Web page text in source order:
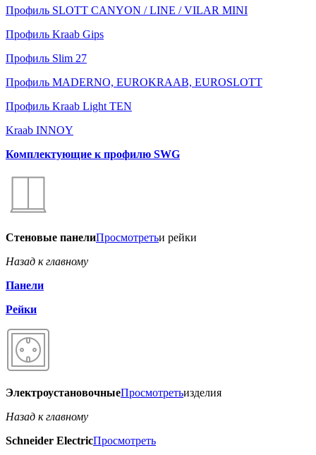
Профиль SLOTT CANYON / LINE / VILAR MINI
Профиль Kraab Gips
Профиль Slim 27
Профиль MADERNO, EUROKRAAB, EUROSLOTT
Профиль Kraab Light TEN
Kraab INNOY
Комплектующие к профилю SWG
Стеновые панелиПросмотретьи рейки
Назад к главному
Панели
Рейки
ЭлектроустановочныеПросмотретьизделия
Назад к главному
Schneider ElectricПросмотреть